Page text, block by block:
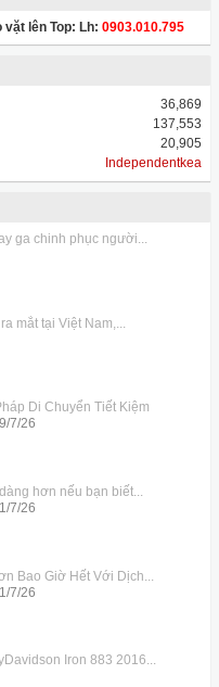
lên Top: Lh: 0903.010.795
36,869
137,553
20,905
Independentkea
ga chinh phục người...
mắt tại Việt Nam,...
Di Chuyển Tiết Kiệm
7/26
hơn nếu bạn biết...
7/26
Bao Giờ Hết Với Dịch...
7/26
Iron 883 2016...